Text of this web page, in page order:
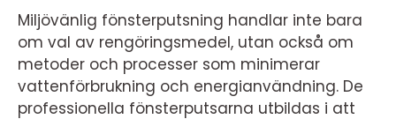
Miljövänlig fönsterputsning handlar inte bara
om val av rengöringsmedel, utan också om
metoder och processer som minimerar
vattenförbrukning och energianvändning. De
professionella fönsterputsarna utbildas i att